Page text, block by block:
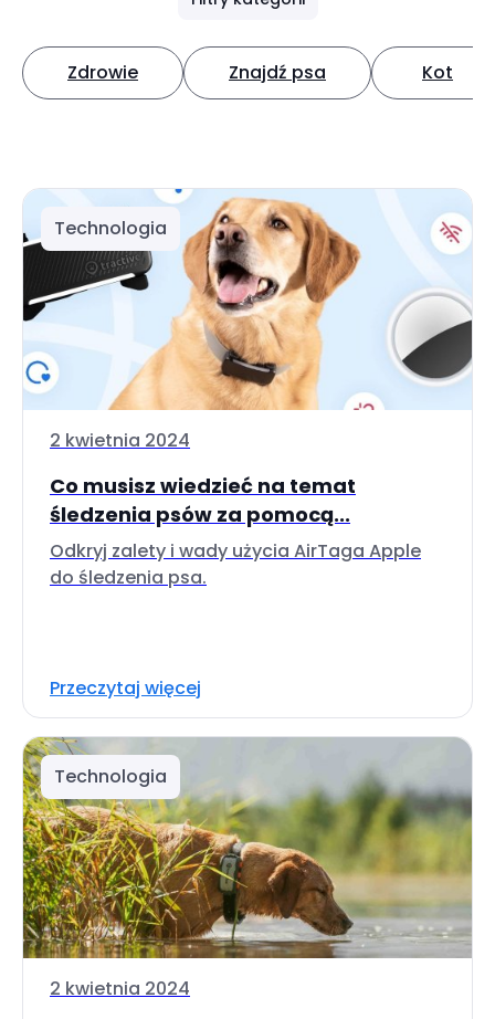
Zdrowie Znajdź psa Kot
Technologia
2 kwietnia 2024
Co musisz wiedzieć na temat
śledzenia psów za pomocą...
Odkryj zalety i wady użycia AirTaga Apple
do śledzenia psa.
Przeczytaj więcej
Technologia
2 kwietnia 2024